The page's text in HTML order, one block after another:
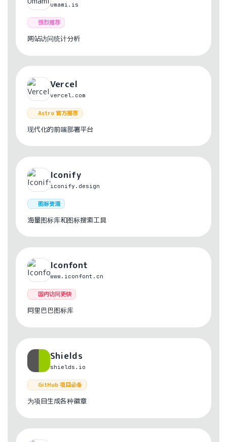
umami.is
强烈推荐
网站访问统计分析
Vercel
vercel.com
Astro 官方推荐
现代化的前端部署平台
Iconify
iconify.design
图标资源
海量图标库和图标搜索工具
Iconfont
www.iconfont.cn
国内访问更快
阿里巴巴图标库
Shields
shields.io
GitHub 项目必备
为项目生成各种徽章